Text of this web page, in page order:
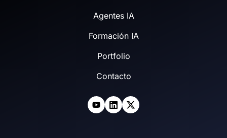
Agentes IA
Formación IA
Portfolio
Contacto